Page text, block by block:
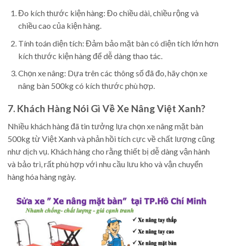
Đo kích thước kiện hàng: Đo chiều dài, chiều rộng và
chiều cao của kiện hàng.
Tính toán diện tích: Đảm bảo mặt bàn có diện tích lớn hơn
kích thước kiện hàng để dễ dàng thao tác.
Chọn xe nâng: Dựa trên các thông số đã đo, hãy chọn xe
nâng bàn 500kg có kích thước phù hợp.
7. Khách Hàng Nói Gì Về Xe Nâng Việt Xanh?
Nhiều khách hàng đã tin tưởng lựa chọn xe nâng mặt bàn
500kg từ Việt Xanh và phản hồi tích cực về chất lượng cũng
như dịch vụ. Khách hàng cho rằng thiết bị dễ dàng vận hành
và bảo trì, rất phù hợp với nhu cầu lưu kho và vận chuyển
hàng hóa hàng ngày.